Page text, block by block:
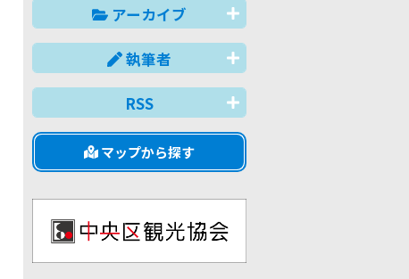
アーカイブ
執筆者
RSS
マップから探す